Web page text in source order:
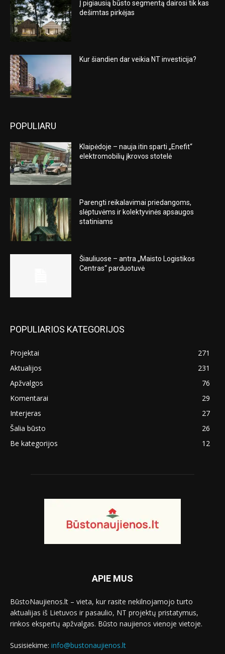
Į pigiausią būsto segmentą dairosi tik kas
dešimtas pirkėjas
Kur šiandien dar veikia NT investicija?
POPULIARU
Klaipėdoje – nauja itin sparti „Enefit“
elektromobilių įkrovos stotelė
Parengti reikalavimai priedangoms,
slėptuvėms ir kolektyvinės apsaugos
statiniams
Šiauliuose – antra „Maisto Logistikos
Centras“ parduotuvė
POPULIARIOS KATEGORIJOS
Projektai
271
Aktualijos
231
Apžvalgos
76
Komentarai
29
Interjeras
27
Šalia būsto
26
Be kategorijos
12
APIE MUS
BūstoNaujienos.lt – vieta, kur rasite nekilnojamojo turto
aktualijas iš Lietuvos ir pasaulio, NT projektų pristatymus,
rinkos ekspertų apžvalgas. Būsto naujienos vienoje vietoje.
Susisiekime: info@bustonaujienos.lt